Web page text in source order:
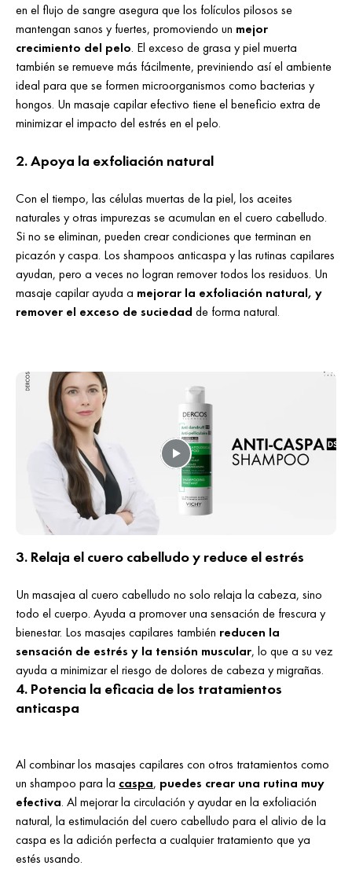
en el flujo de sangre asegura que los folículos pilosos se
mantengan sanos y fuertes, promoviendo un mejor
crecimiento del pelo. El exceso de grasa y piel muerta
también se remueve más fácilmente, previniendo así el ambiente
ideal para que se formen microorganismos como bacterias y
hongos. Un masaje capilar efectivo tiene el beneficio extra de
minimizar el impacto del estrés en el pelo.
2. Apoya la exfoliación natural
Con el tiempo, las células muertas de la piel, los aceites
naturales y otras impurezas se acumulan en el cuero cabelludo.
Si no se eliminan, pueden crear condiciones que terminan en
picazón y caspa. Los shampoos anticaspa y las rutinas capilares
ayudan, pero a veces no logran remover todos los residuos. Un
masaje capilar ayuda a mejorar la exfoliación natural, y
remover el exceso de suciedad de forma natural.
3. Relaja el cuero cabelludo y reduce el estrés
Un masajea al cuero cabelludo no solo relaja la cabeza, sino
todo el cuerpo. Ayuda a promover una sensación de frescura y
bienestar. Los masajes capilares también reducen la
sensación de estrés y la tensión muscular, lo que a su vez
ayuda a minimizar el riesgo de dolores de cabeza y migrañas.
4. Potencia la eficacia de los tratamientos
anticaspa
Al combinar los masajes capilares con otros tratamientos como
un shampoo para la caspa, puedes crear una rutina muy
efectiva. Al mejorar la circulación y ayudar en la exfoliación
natural, la estimulación del cuero cabelludo para el alivio de la
caspa es la adición perfecta a cualquier tratamiento que ya
estés usando.